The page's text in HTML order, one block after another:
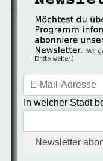
In welcher Stadt